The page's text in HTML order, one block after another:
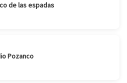
de las espadas
Pozanco